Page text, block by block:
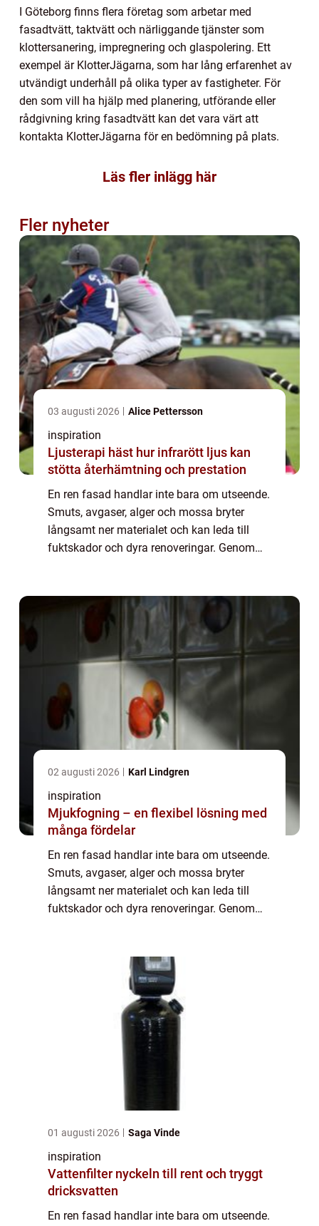
I Göteborg finns flera företag som arbetar med
fasadtvätt, taktvätt och närliggande tjänster som
klottersanering, impregnering och glaspolering. Ett
exempel är KlotterJägarna, som har lång erfarenhet av
utvändigt underhåll på olika typer av fastigheter. För
den som vill ha hjälp med planering, utförande eller
rådgivning kring fasadtvätt kan det vara värt att
kontakta KlotterJägarna för en bedömning på plats.
Läs fler inlägg här
Fler nyheter
03 augusti 2026 Alice Pettersson
inspiration
Ljusterapi häst hur infrarött ljus kan
stötta återhämtning och prestation
En ren fasad handlar inte bara om utseende.
Smuts, avgaser, alger och mossa bryter
långsamt ner materialet och kan leda till
fuktskador och dyra renoveringar. Genom
02 augusti 2026 Karl Lindgren
inspiration
Mjukfogning – en flexibel lösning med
många fördelar
En ren fasad handlar inte bara om utseende.
Smuts, avgaser, alger och mossa bryter
långsamt ner materialet och kan leda till
fuktskador och dyra renoveringar. Genom
01 augusti 2026 Saga Vinde
inspiration
Vattenfilter nyckeln till rent och tryggt
dricksvatten
En ren fasad handlar inte bara om utseende.